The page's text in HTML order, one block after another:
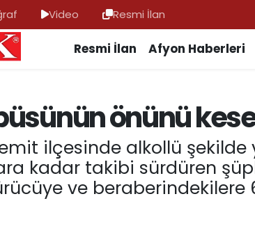
Video Resmi İlan
Resmi İlan Afyon Haberleri
önünü
ilçesinde alkollü
kadar takibi sürdüren
ve